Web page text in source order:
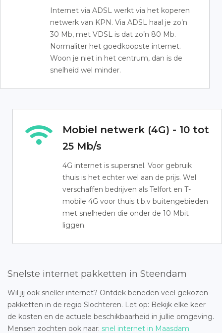
Internet via ADSL werkt via het koperen
netwerk van KPN. Via ADSL haal je zo’n
30 Mb, met VDSL is dat zo’n 80 Mb.
Normaliter het goedkoopste internet.
Woon je niet in het centrum, dan is de
snelheid wel minder.
Mobiel netwerk (4G) - 10 tot
25 Mb/s
4G internet is supersnel. Voor gebruik
thuis is het echter wel aan de prijs. Wel
verschaffen bedrijven als Telfort en T-
mobile 4G voor thuis t.b.v buitengebieden
met snelheden die onder de 10 Mbit
liggen.
Snelste internet pakketten in Steendam
Wil jij ook sneller internet? Ontdek beneden veel gekozen
pakketten in de regio Slochteren. Let op: Bekijk elke keer
de kosten en de actuele beschikbaarheid in jullie omgeving.
Mensen zochten ook naar: snel internet in Maasdam